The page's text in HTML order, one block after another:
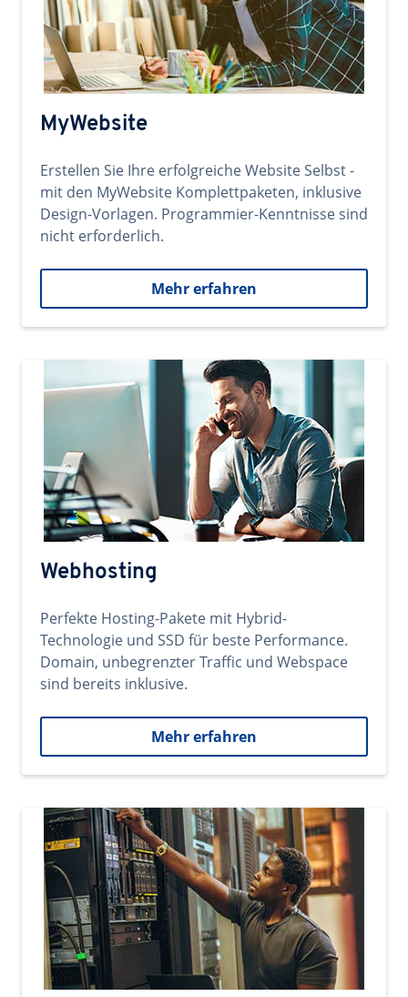
MyWebsite
Erstellen Sie Ihre erfolgreiche Website Selbst -
mit den MyWebsite Komplettpaketen, inklusive
Design-Vorlagen. Programmier-Kenntnisse sind
nicht erforderlich.
Mehr erfahren
Webhosting
Perfekte Hosting-Pakete mit Hybrid-
Technologie und SSD für beste Performance.
Domain, unbegrenzter Traffic und Webspace
sind bereits inklusive.
Mehr erfahren